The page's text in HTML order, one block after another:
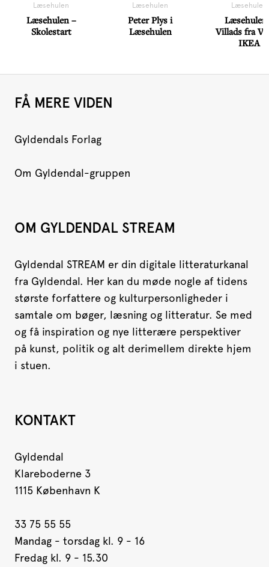
Læsehulen
Læsehulen –
Skolestart
Læsehulen
Peter Plys i
Læsehulen
Læsehulen
Læsehulen
Villads fra
IKEA
FÅ MERE VIDEN
Gyldendals Forlag
Om Gyldendal-gruppen
OM GYLDENDAL STREAM
Gyldendal STREAM er din digitale litteraturkanal
fra Gyldendal. Her kan du møde nogle af tidens
største forfattere og kulturpersonligheder i
samtale om bøger, læsning og litteratur. Se med
og få inspiration og nye litterære perspektiver
på kunst, politik og alt derimellem direkte hjem
i stuen.
KONTAKT
Gyldendal
Klareboderne 3
1115 København K
33 75 55 55
Mandag - torsdag kl. 9 - 16
Fredag kl. 9 - 15.30